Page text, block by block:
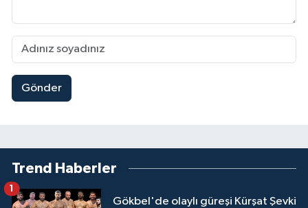
Gönder
Trend Haberler
Gökbel'de olaylı güreşi Kürşat Şevki
1